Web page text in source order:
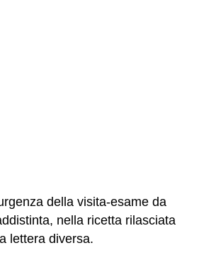
della visita-esame da
nella ricetta rilasciata
lettera diversa.